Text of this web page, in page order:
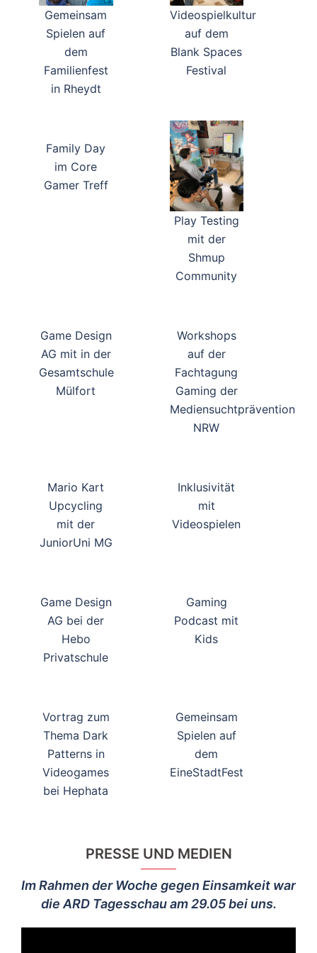
Gemeinsam
Spielen auf
dem
Familienfest
in Rheydt
Videospielkultur
auf dem
Blank Spaces
Festival
Family Day
im Core
Gamer Treff
Play Testing
mit der
Shmup
Community
Game Design
AG mit in der
Gesamtschule
Mülfort
Workshops
auf der
Fachtagung
Gaming der
Mediensuchtprävention
NRW
Mario Kart
Upcycling
mit der
JuniorUni MG
Inklusivität
mit
Videospielen
Game Design
AG bei der
Hebo
Privatschule
Gaming
Podcast mit
Kids
Vortrag zum
Thema Dark
Patterns in
Videogames
bei Hephata
Gemeinsam
Spielen auf
dem
EineStadtFest
PRESSE UND MEDIEN
Im Rahmen der Woche gegen Einsamkeit war
die ARD Tagesschau am 29.05 bei uns.